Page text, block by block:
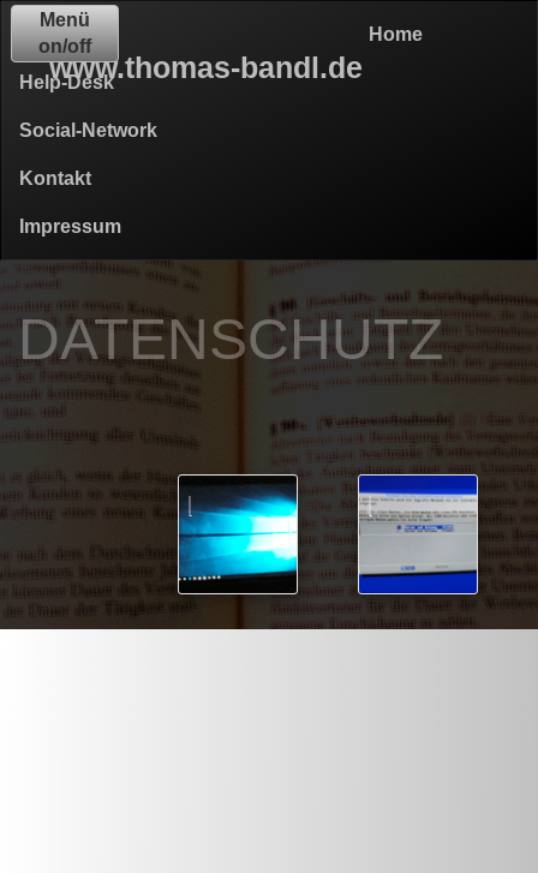
www.thomas-bandl.de
Home
Help-Desk
Social-Network
Kontakt
Impressum
Menü
on/off
DATENSCHUTZ